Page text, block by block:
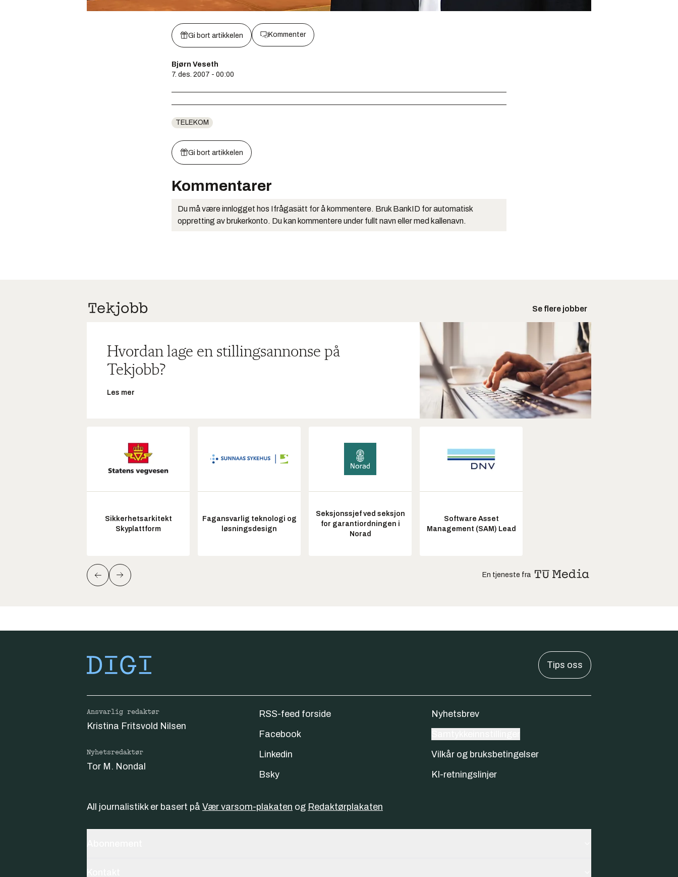
Gi bort artikkelen Kommenter
Bjørn Veseth
7. des. 2007 - 00:00
TELEKOM
Gi bort artikkelen
Kommentarer
Du må være innlogget hos Ifrågasätt for å kommentere. Bruk BankID for automatisk
oppretting av brukerkonto. Du kan kommentere under fullt navn eller med kallenavn.
Se flere jobber
Hvordan lage en stillingsannonse på
Tekjobb?
Les mer
Sikkerhetsarkitekt
Skyplattform
Fagansvarlig teknologi og
løsningsdesign
Seksjonssjef ved seksjon
for garantiordningen i
Norad
Software Asset
Management (SAM) Lead
En tjeneste fra
Tips oss
Ansvarlig redaktør
Kristina Fritsvold Nilsen
Nyhetsredaktør
Tor M. Nondal
RSS-feed forside
Facebook
Linkedin
Bsky
Nyhetsbrev
Vilkår og bruksbetingelser
KI-retningslinjer
All journalistikk er basert på Vær varsom-plakaten og Redaktørplakaten